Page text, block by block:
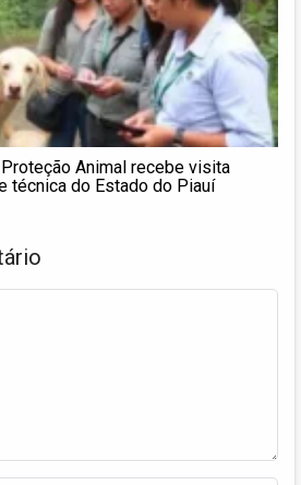
Animal recebe visita
técnica do Estado do Piauí